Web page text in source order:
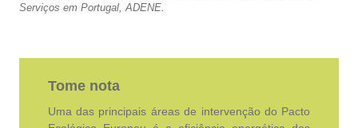
Serviços em Portugal, ADENE.
Tome nota
Uma das principais áreas de intervenção do Pacto